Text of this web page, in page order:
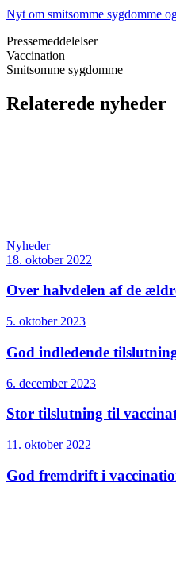
Nyt om smitsomme sygdomme
Pressemeddelelser
Vaccination
Smitsomme sygdomme
Relaterede nyheder
Nyheder
18. oktober 2022
Over halvdelen af de
5. oktober 2023
God indledende
6. december 2023
Stor tilslutning til
11. oktober 2022
God fremdrift i